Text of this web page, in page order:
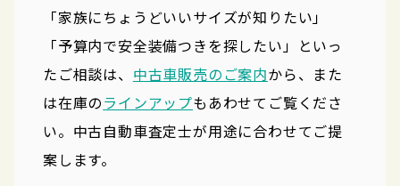
「家族にちょうどいいサイズが知りたい」
「予算内で安全装備つきを探したい」といっ
たご相談は、 中古車販売のご案内から、また
は在庫のラインアップもあわせてご覧くださ
い。中古自動車査定士が用途に合わせてご提
案します。